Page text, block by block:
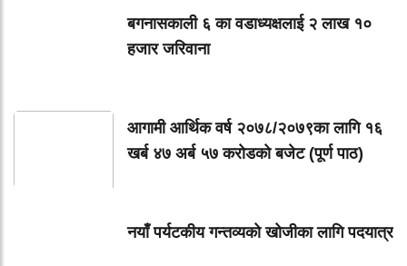
बगनासकाली ६ का वडाध्यक्षलाई २ लाख १०
हजार जरिवाना
आगामी आर्थिक वर्ष २०७८/२०७९का लागि १६
खर्ब ४७ अर्ब ५७ करोडको बजेट (पूर्ण पाठ)
नयाँ पर्यटकीय गन्तव्यको खोजीका लागि पदयात्र